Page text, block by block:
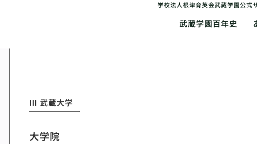
学校法人根津育英会武蔵学園公式
武蔵学園百年史
Ⅲ 武蔵大学
大学院